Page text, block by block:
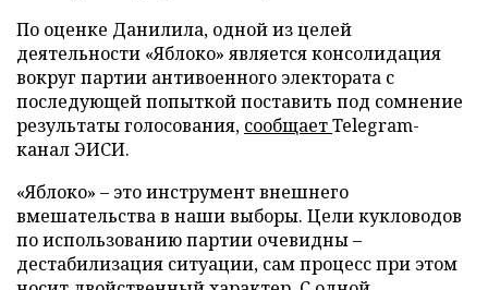
По оценке Данилила, одной из целей
деятельности «Яблоко» является консолидация
вокруг партии антивоенного электората с
последующей попыткой поставить под сомнение
результаты голосования, сообщаетTelegram-
канал ЭИСИ.
«Яблоко» – это инструмент внешнего
вмешательства в наши выборы. Цели кукловодов
по использованию партии очевидны –
дестабилизация ситуации, сам процесс при этом